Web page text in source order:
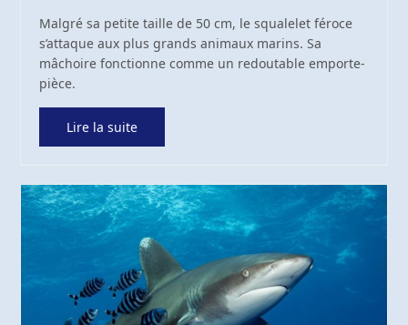
Malgré sa petite taille de 50 cm, le squalelet féroce
s’attaque aux plus grands animaux marins. Sa
mâchoire fonctionne comme un redoutable emporte-
pièce.
Lire la suite